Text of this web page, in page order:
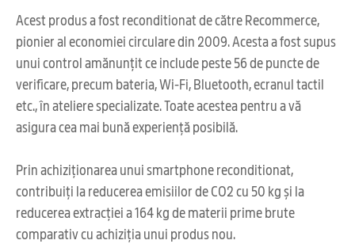
Acest produs a fost reconditionat de către Recommerce,
pionier al economiei circulare din 2009. Acesta a fost supus
unui control amănunțit ce include peste 56 de puncte de
verificare, precum bateria, Wi-Fi, Bluetooth, ecranul tactil
etc., în ateliere specializate. Toate acestea pentru a vă
asigura cea mai bună experiență posibilă.
Prin achiziționarea unui smartphone reconditionat,
contribuiți la reducerea emisiilor de CO2 cu 50 kg și la
reducerea extracției a 164 kg de materii prime brute
comparativ cu achiziția unui produs nou.